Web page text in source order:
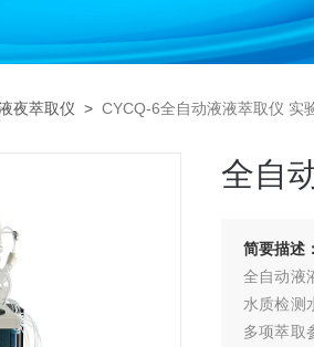
夜萃取仪 > CYCQ-6全自动液液萃取仪 实
全自
简要描述：
全自动液
水质检测
多项萃取